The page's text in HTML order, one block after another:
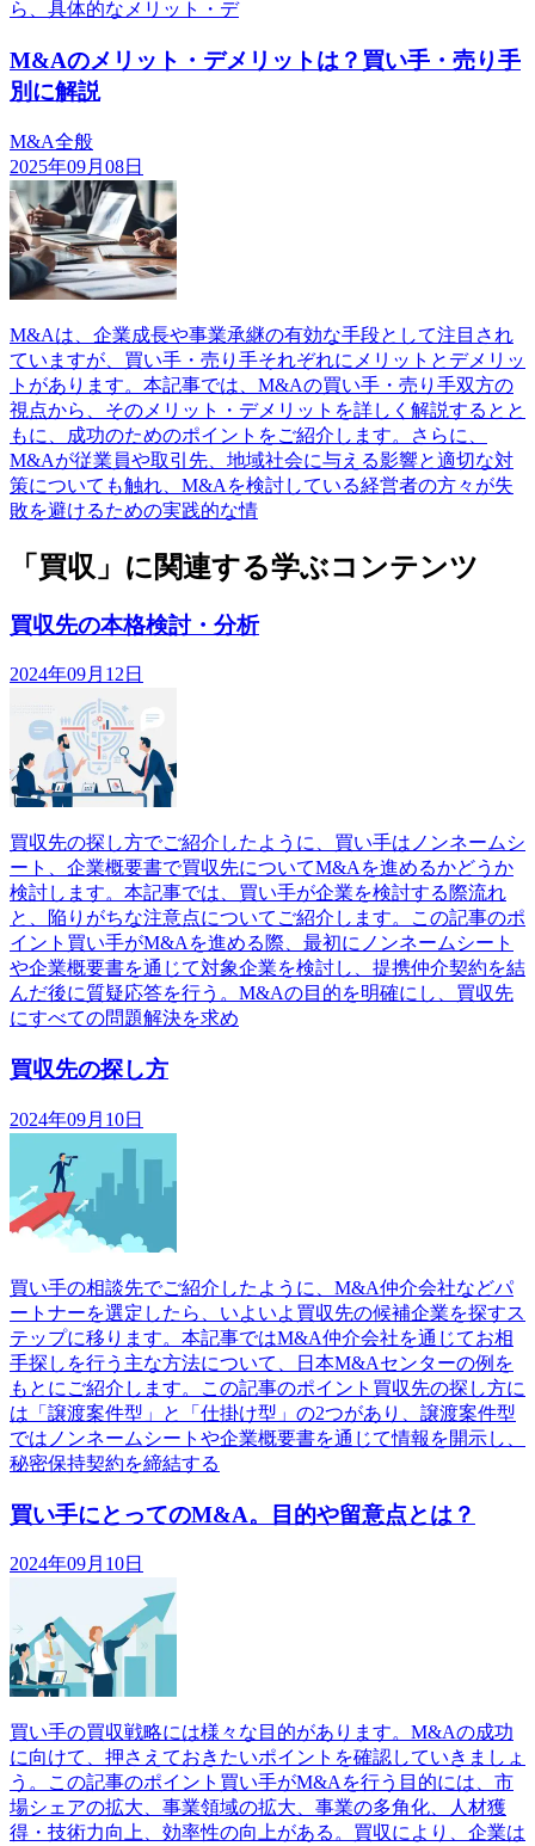
ら、具体的なメリット・デ
M&Aのメリット・デメリットは？買い手・売り手
別に解説
M&A全般
2025年09月08日
M&Aは、企業成長や事業承継の有効な手段として注目され
ていますが、買い手・売り手それぞれにメリットとデメリッ
トがあります。本記事では、M&Aの買い手・売り手双方の
視点から、そのメリット・デメリットを詳しく解説するとと
もに、成功のためのポイントをご紹介します。さらに、
M&Aが従業員や取引先、地域社会に与える影響と適切な対
策についても触れ、M&Aを検討している経営者の方々が失
敗を避けるための実践的な情
「買収」に関連する学ぶコンテンツ
買収先の本格検討・分析
2024年09月12日
買収先の探し方でご紹介したように、買い手はノンネームシ
ート、企業概要書で買収先についてM&Aを進めるかどうか
検討します。本記事では、買い手が企業を検討する際流れ
と、陥りがちな注意点についてご紹介します。この記事のポ
イント買い手がM&Aを進める際、最初にノンネームシート
や企業概要書を通じて対象企業を検討し、提携仲介契約を結
んだ後に質疑応答を行う。M&Aの目的を明確にし、買収先
にすべての問題解決を求め
買収先の探し方
2024年09月10日
買い手の相談先でご紹介したように、M&A仲介会社などパ
ートナーを選定したら、いよいよ買収先の候補企業を探すス
テップに移ります。本記事ではM&A仲介会社を通じてお相
手探しを行う主な方法について、日本M&Aセンターの例を
もとにご紹介します。この記事のポイント買収先の探し方に
は「譲渡案件型」と「仕掛け型」の2つがあり、譲渡案件型
ではノンネームシートや企業概要書を通じて情報を開示し、
秘密保持契約を締結する
買い手にとってのM&A。目的や留意点とは？
2024年09月10日
買い手の買収戦略には様々な目的があります。M&Aの成功
に向けて、押さえておきたいポイントを確認していきましょ
う。この記事のポイント買い手がM&Aを行う目的には、市
場シェアの拡大、事業領域の拡大、事業の多角化、人材獲
得・技術力向上、効率性の向上がある。買収により、企業は